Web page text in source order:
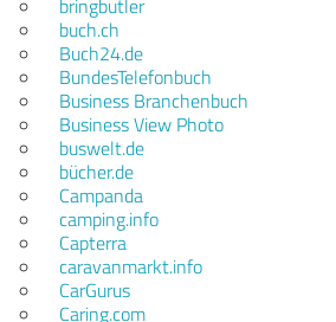
bringbutler
buch.ch
Buch24.de
BundesTelefonbuch
Business Branchenbuch
Business View Photo
buswelt.de
bücher.de
Campanda
camping.info
Capterra
caravanmarkt.info
CarGurus
Caring.com